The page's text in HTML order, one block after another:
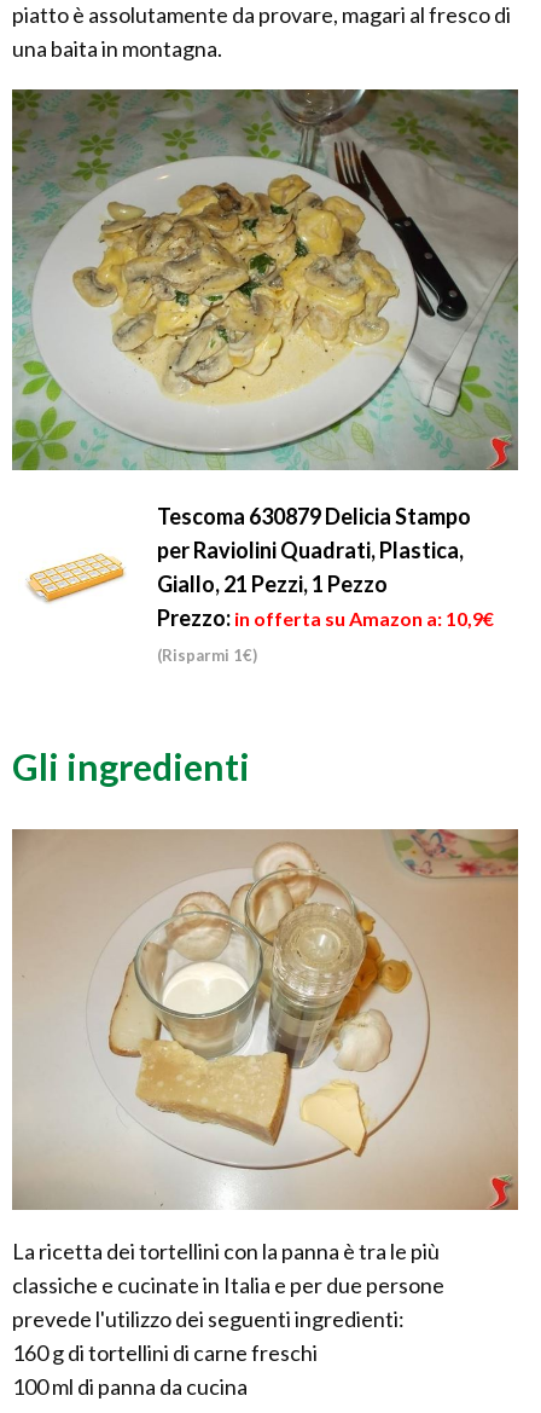
piatto è assolutamente da provare, magari al fresco di
una baita in montagna.
Tescoma 630879 Delicia Stampo
per Raviolini Quadrati, Plastica,
Giallo, 21 Pezzi, 1 Pezzo
Prezzo: in offerta su Amazon a: 10,9€
(Risparmi 1€)
Gli ingredienti
La ricetta dei tortellini con la panna è tra le più
classiche e cucinate in Italia e per due persone
prevede l'utilizzo dei seguenti ingredienti:
160 g di tortellini di carne freschi
100 ml di panna da cucina